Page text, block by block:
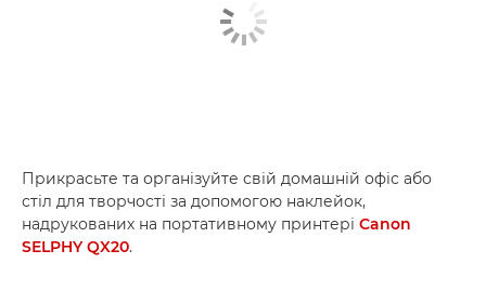
Прикрасьте та організуйте свій домашній офіс або
стіл для творчості за допомогою наклейок,
надрукованих на портативному принтері Canon
SELPHY QX20.